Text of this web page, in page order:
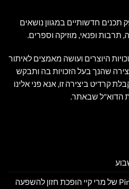
תכנים חדשותיים במגוון נושאים
תרבות ופנאי, מוזיקה וספרים.
היוצרים ועושה מאמצים לאיתור
יצירה שהנך בעל הזכויות בה ותבקש
קרדיט ביצירה זו, אנא פני אלינו
הדוא"ל שבאתר.
תוכנית Pink Changing Lives®‎ של מרי קיי הופכת חזון להשפעה